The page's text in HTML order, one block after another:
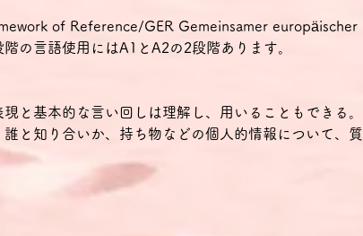
of Reference/GER Gemeinsamer europäischer
の言語使用にはA1とA2の2段階あります。
と基本的な言い回しは理解し、用いることもできる。
と知り合いか、持ち物などの個人的情報について、質